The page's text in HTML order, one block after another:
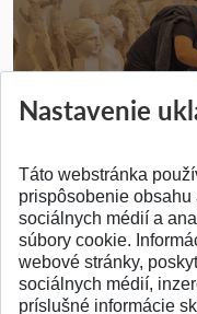
Pridané 14.07.2026
Nastavenie
Táto webstránka
prispôsobenie
sociálnych médií a
súbory cookie.
webové stránky,
sociálnych médií,
príslušné informácie